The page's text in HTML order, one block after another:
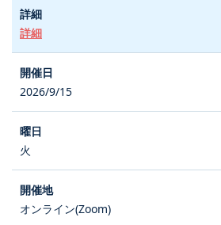
詳細
2026/9/15
火
オンライン(Zoom)